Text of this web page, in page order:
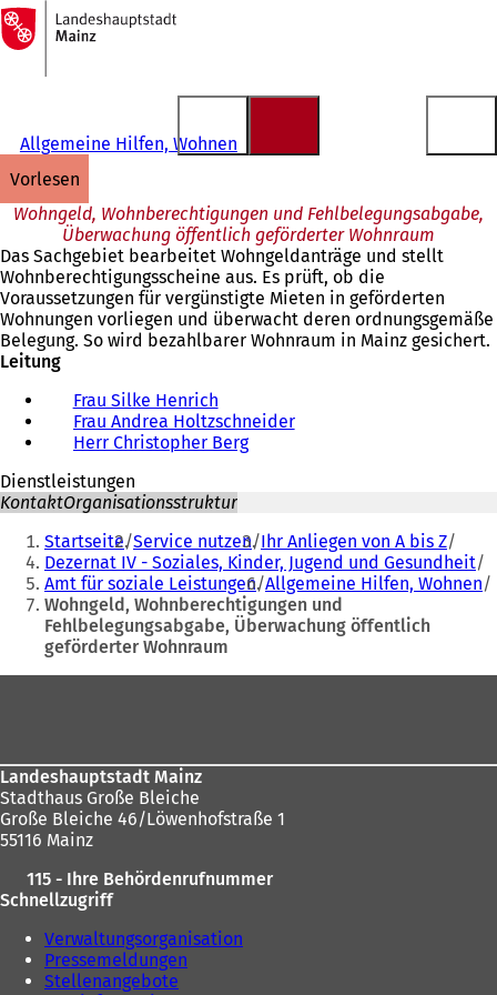
Inhalt anspringen
Zur
Startseite
Allgemeine Hilfen, Wohnen
vorlesen
Wohngeld, Wohnberechtigungen und Fehlbelegungsabgabe,
Überwachung öffentlich geförderter Wohnraum
Das Sachgebiet bearbeitet Wohngeldanträge und stellt
Wohnberechtigungsscheine aus. Es prüft, ob die
Voraussetzungen für vergünstigte Mieten in geförderten
Wohnungen vorliegen und überwacht deren ordnungsgemäße
Belegung. So wird bezahlbarer Wohnraum in Mainz gesichert.
Leitung
Frau Silke Henrich
Frau Andrea Holtzschneider
Herr Christopher Berg
Dienstleistungen
KontaktOrganisationsstruktur
Sie
befinden
sich
hier:
Startseite Service nutzen Ihr Anliegen von A bis Z
Dezernat IV - Soziales, Kinder, Jugend und Gesundheit
Amt für soziale Leistungen Allgemeine Hilfen, Wohnen
Wohngeld, Wohnberechtigungen und
Fehlbelegungsabgabe, Überwachung öffentlich
geförderter Wohnraum
Landeshauptstadt Mainz
Stadthaus Große Bleiche
Große Bleiche 46/Löwenhofstraße 1
55116 Mainz
115 - Ihre Behördenrufnummer
Schnellzugriff
Verwaltungsorganisation
Pressemeldungen
Stellenangebote